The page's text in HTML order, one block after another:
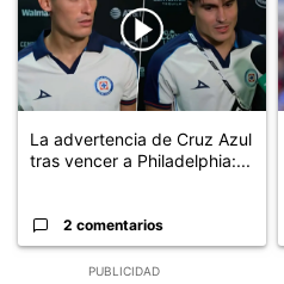
PUBLICIDAD
La advertencia de Cruz Azul
tras vencer a Philadelphia:...
2 comentarios